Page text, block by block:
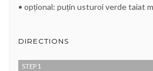
• opțional: puțin usturoi verde taiat
DIRECTIONS
STEP 1